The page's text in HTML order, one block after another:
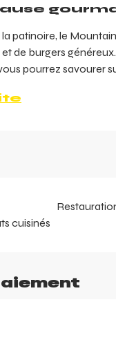
patinoire, le
de burgers
pourrez savourer
cuisinés